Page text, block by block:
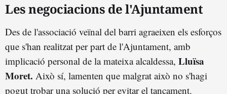
Les negociacions de l'Ajuntament
Des de l'associació veïnal del barri agraeixen els esforços
que s'han realitzat per part de l'Ajuntament, amb
implicació personal de la mateixa alcaldessa, Lluïsa
Moret. Això sí, lamenten que malgrat això no s'hagi
pogut trobar una solució per evitar el tancament.